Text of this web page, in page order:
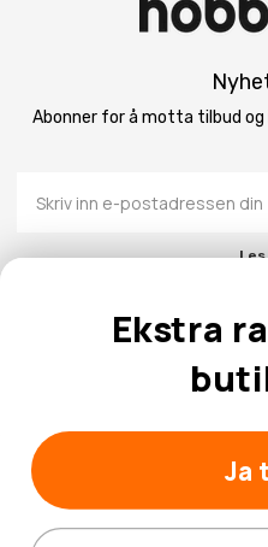
Abonner for å motta tilbud
Ekstra
Ja